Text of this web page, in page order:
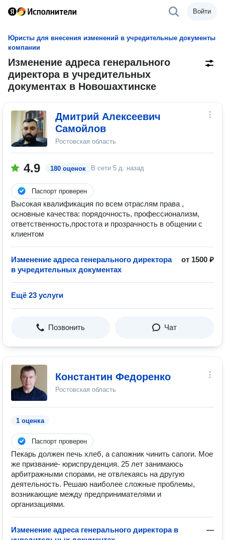
Войти
Юристы для внесения изменений в учредительные документы
компании
Изменение адреса генерального
директора в учредительных
документах в Новошахтинске
Дмитрий Алексеевич
Самойлов
Ростовская область
4.9 180 оценок В сети 5 д. назад
Паспорт проверен
Высокая квалификация по всем отраслям права ,
основные качества: порядочность, профессионализм,
ответственность,простота и прозрачность в общении с
клиентом
Изменение адреса генерального директора
в учредительных документах
от 1500 ₽
Ещё 23 услуги
Позвонить Чат
Константин Федоренко
Ростовская область
1 оценка
Паспорт проверен
Пекарь должен печь хлеб, а сапожник чинить сапоги. Мое
же призвание- юриспруденция. 25 лет занимаюсь
арбитражными спорами, не отвлекаясь на другую
деятельность. Решаю наиболее сложные проблемы,
возникающие между предпринимателями и
организациями.
Изменение адреса генерального директора в
—